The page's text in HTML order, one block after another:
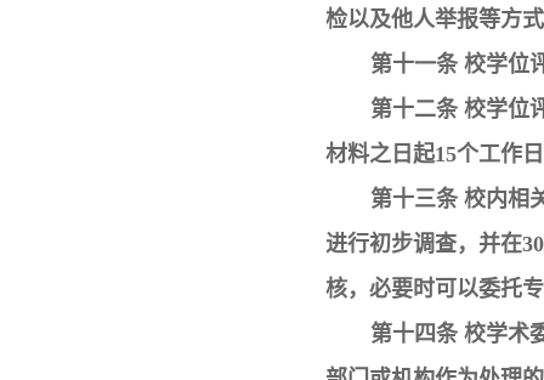
检以及他人举报等方
第十一条 校学位
第十二条 校学位
材料之日起15个工作
第十三条 校内相
进行初步调查，并在
核，必要时可以委托
第十四条 校学术